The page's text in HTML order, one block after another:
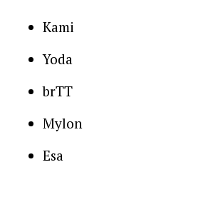
Kami
Yoda
brTT
Mylon
Esa